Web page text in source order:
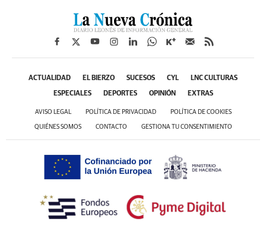
ACTUALIDAD EL BIERZO SUCESOS CYL LNC CULTURAS
ESPECIALES DEPORTES OPINIÓN EXTRAS
AVISO LEGAL POLÍTICA DE PRIVACIDAD POLÍTICA DE COOKIES
QUIÉNES SOMOS CONTACTO GESTIONA TU CONSENTIMIENTO